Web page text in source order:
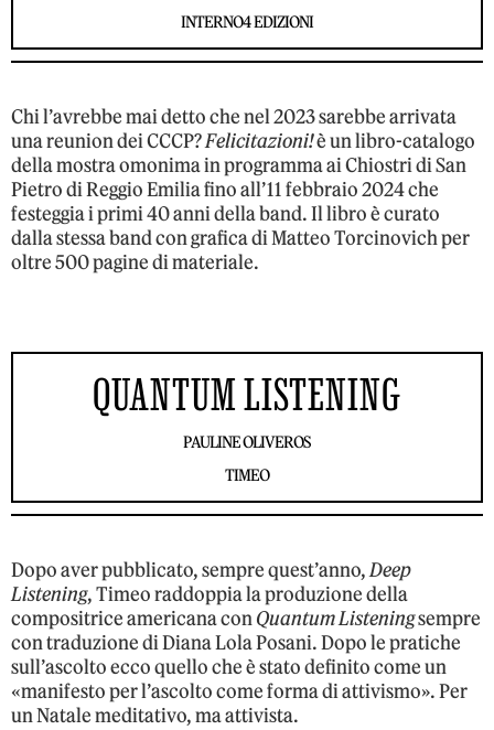
INTERNO4 EDIZIONI
Chi l’avrebbe mai detto che nel 2023 sarebbe arrivata
una reunion dei CCCP?Felicitazioni!è un libro-catalogo
della mostra omonima in programma ai Chiostri di San
Pietro di Reggio Emilia fino all’11 febbraio 2024 che
festeggia i primi 40 anni della band. Il libro è curato
dalla stessa band con grafica di Matteo Torcinovich per
oltre 500 pagine di materiale.
QUANTUM LISTENING
PAULINE OLIVEROS
TIMEO
Dopo aver pubblicato, sempre quest’anno,Deep
Listening, Timeo raddoppia la produzione della
compositrice americana conQuantum Listeningsempre
con traduzione di Diana Lola Posani. Dopo le pratiche
sull’ascolto ecco quello che è stato definito come un
«manifesto per l’ascolto come forma di attivismo». Per
un Natale meditativo, ma attivista.